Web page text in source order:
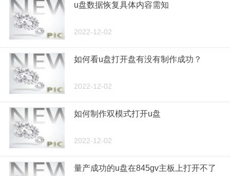
u盘数据恢复具体内容需知
2022-12-02
如何看u盘打开盘有没有制作成功？
2022-12-02
如何制作双模式打开u盘
2022-12-02
量产成功的u盘在845gv主板上打开不了